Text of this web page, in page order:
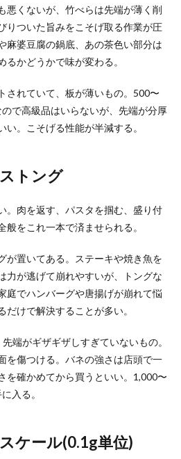
悪くないが、竹べらは先端が薄く削
りついた旨みをこそげ取る作業が圧
麻婆豆腐の鍋底、あの茶色い部分は
るかどうかで味が変わる。
されていて、板が薄いもの。500〜
で高級品はいらないが、先端が分厚
。こそげる性能が半減する。
トング
。肉を返す、パスタを掴む、盛り付
をこれ一本で済ませられる。
が置いてある。ステーキや焼き魚を
力が逃げて崩れやすいが、トングな
庭でハンバーグや唐揚げが崩れて悩
けで解決することが多い。
端がギザギザしすぎていないもの。
を傷つける。バネの強さは店頭で一
を確かめてから買うといい。1,000〜
入る。
ケール(0.1g単位)